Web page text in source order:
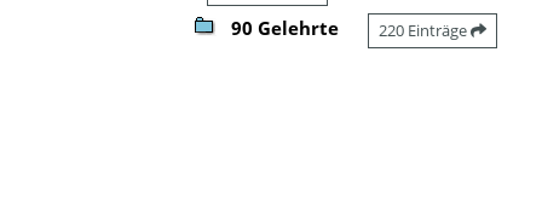
90 Gelehrte 220 Einträge